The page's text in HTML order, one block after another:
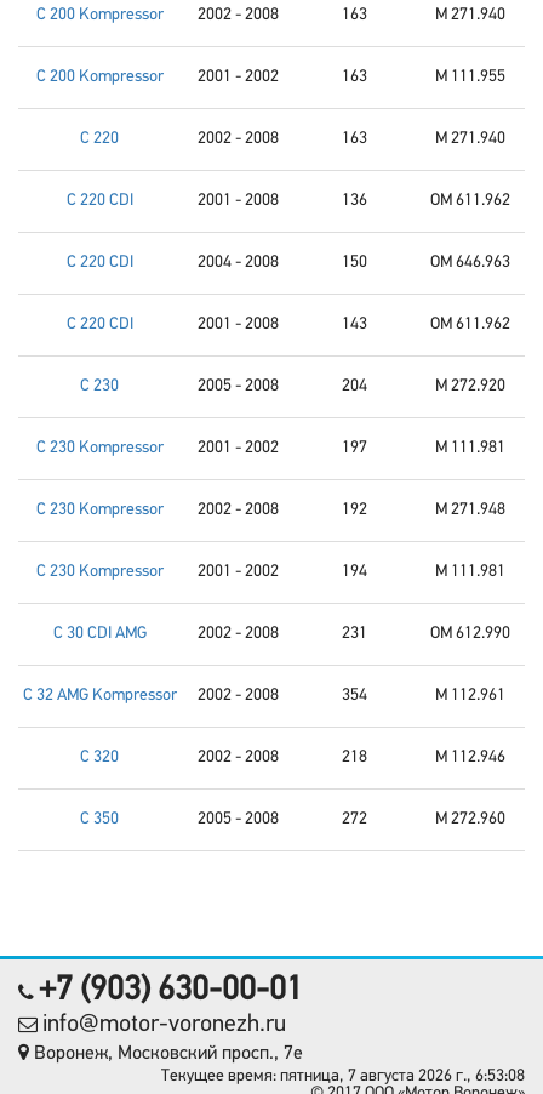
C 200 Kompressor 2002 - 2008 163 M 271.940
C 200 Kompressor 2001 - 2002 163 M 111.955
C 220 2002 - 2008 163 M 271.940
C 220 CDI 2001 - 2008 136 OM 611.962
C 220 CDI 2004 - 2008 150 OM 646.963
C 220 CDI 2001 - 2008 143 OM 611.962
C 230 2005 - 2008 204 M 272.920
C 230 Kompressor 2001 - 2002 197 M 111.981
C 230 Kompressor 2002 - 2008 192 M 271.948
C 230 Kompressor 2001 - 2002 194 M 111.981
C 30 CDI AMG 2002 - 2008 231 OM 612.990
C 32 AMG Kompressor 2002 - 2008 354 M 112.961
C 320 2002 - 2008 218 M 112.946
C 350 2005 - 2008 272 M 272.960
+7 (903) 630-00-01
info@motor-voronezh.ru
Воронеж, Московский просп., 7е
Текущее время: пятница, 7 августа 2026 г., 6:53:08